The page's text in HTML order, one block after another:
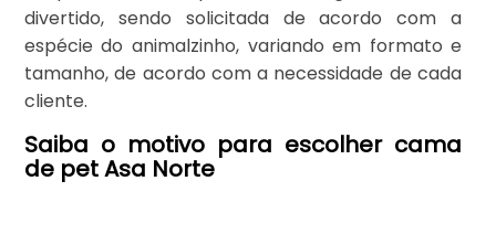
divertido, sendo solicitada de acordo com a
espécie do animalzinho, variando em formato e
tamanho, de acordo com a necessidade de cada
cliente.
Saiba o motivo para escolher cama
de pet Asa Norte